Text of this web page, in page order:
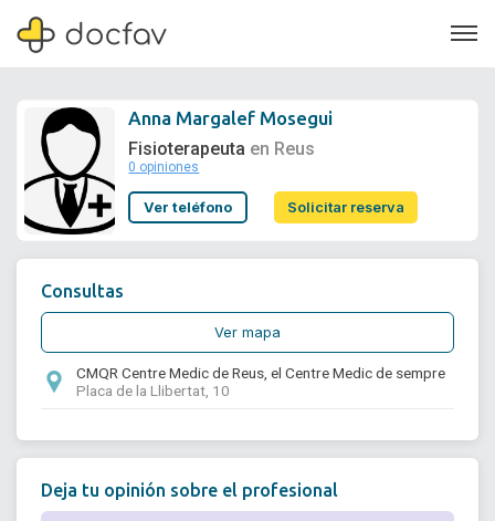
Soporte
Anna Margalef Mosegui
Fisioterapeuta en Reus
0 opiniones
Ver teléfono Solicitar reserva
Consultas
Ver mapa
CMQR Centre Medic de Reus, el Centre Medic de sempre
Placa de la Llibertat, 10
Deja tu opinión sobre el profesional